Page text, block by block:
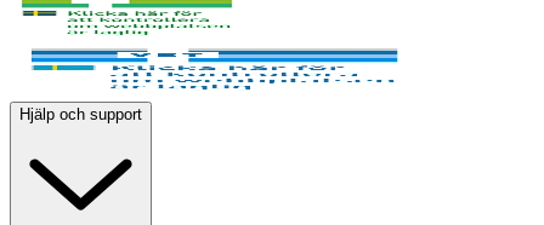
Hjälp och support